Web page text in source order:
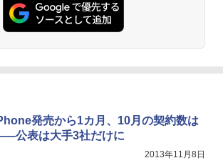
発売から1カ月、10月の契約数は
公表は大手3社だけに
2013年11月8日